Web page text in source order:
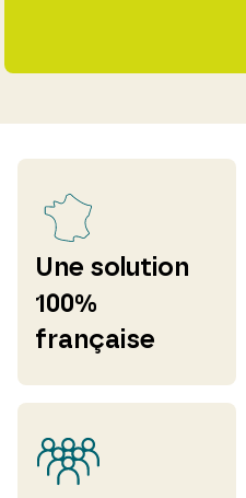
Une solution
100%
française